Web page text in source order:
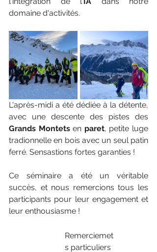
domaine d'activités.
L'après-midi a été dédiée à la détente,
Grands Montets en paret, petite luge
tradionnelle en bois avec un seul patin
ferré. Sensastions fortes garanties !
Ce séminaire a été un véritable
succès, et nous remercions tous les
participants pour leur engagement et
leur enthousiasme !
Remerciemet
s particuliers